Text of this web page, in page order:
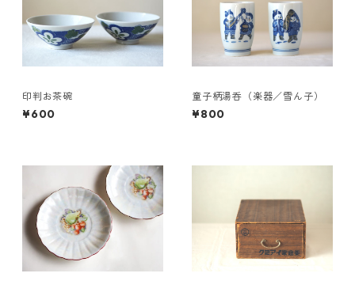
印判お茶碗
¥600
童子柄湯呑（楽器／雪ん子）
¥800